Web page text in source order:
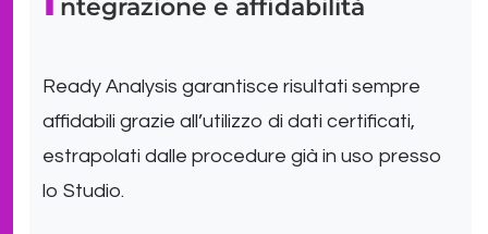
ntegrazione e affidabilità
Ready Analysis garantisce risultati sempre
affidabili grazie all’utilizzo di dati certificati,
estrapolati dalle procedure già in uso presso
lo Studio.